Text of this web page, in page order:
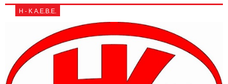
Η - Κ Α.Ε.Β.Ε.